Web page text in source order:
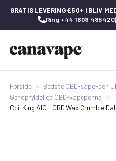
GRATIS LEVERING £50+ | BLIV
Ring +44 1608 485420
Forside
Bedste CBD-vape-pen
Genopfyldelige CBD-vapepenne
Coil King AIO - CBD Wax Crumble